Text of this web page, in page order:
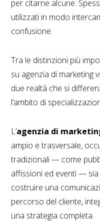
per citarne alcune.
utilizzati in modo
confusione.
Tra le distinzioni più
su agenzia di marketing
due realtà che si
l’ambito di
L’agenzia di
ampio e trasversale,
tradizionali — come
affissioni ed eventi —
costruire una
percorso del cliente,
una strategia completa.